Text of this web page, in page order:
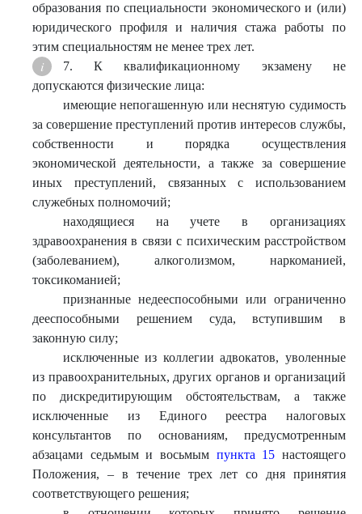
образования по специальности экономического и (или)
юридического профиля и наличия стажа работы по
этим специальностям не менее трех лет.
7. К квалификационному экзамену не
допускаются физические лица:
имеющие непогашенную или неснятую судимость
за совершение преступлений против интересов службы,
собственности и порядка осуществления
экономической деятельности, а также за совершение
иных преступлений, связанных с использованием
служебных полномочий;
находящиеся на учете в организациях
здравоохранения в связи с психическим расстройством
(заболеванием), алкоголизмом, наркоманией,
токсикоманией;
признанные недееспособными или ограниченно
дееспособными решением суда, вступившим в
законную силу;
исключенные из коллегии адвокатов, уволенные
из правоохранительных, других органов и организаций
по дискредитирующим обстоятельствам, а также
исключенные из Единого реестра налоговых
консультантов по основаниям, предусмотренным
абзацами седьмым и восьмым пункта 15 настоящего
Положения, – в течение трех лет со дня принятия
соответствующего решения;